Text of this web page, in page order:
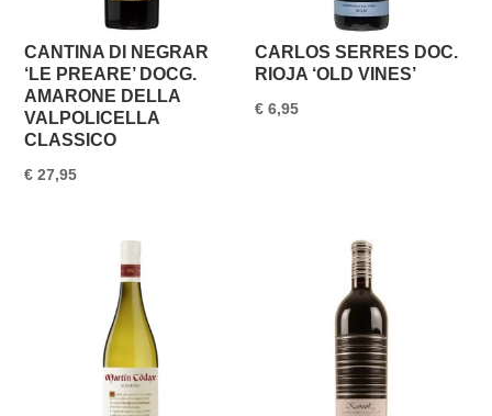
CANTINA DI NEGRAR
‘LE PREARE’ DOCG.
AMARONE DELLA
VALPOLICELLA
CLASSICO
€ 27,95
CARLOS SERRES DOC.
RIOJA ‘OLD VINES’
€ 6,95